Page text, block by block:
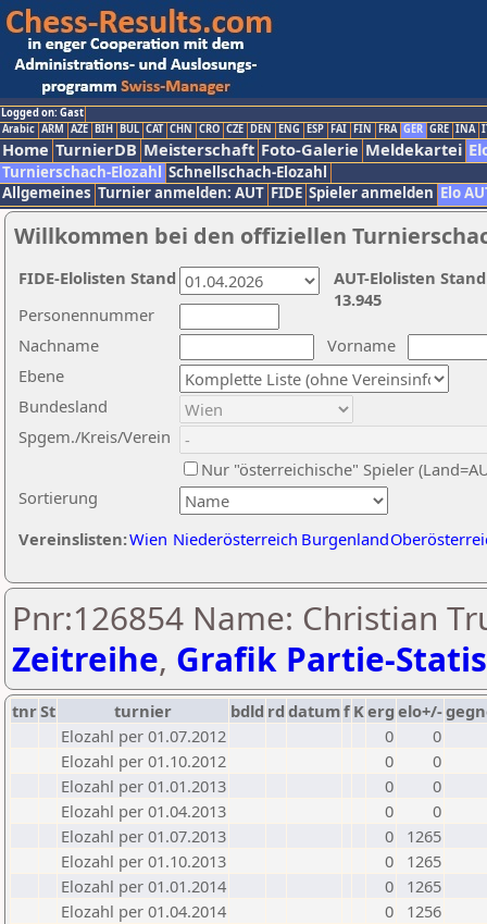
Logged on: Gast
Arabic ARM AZE BIH BUL CAT CHN CRO CZE DEN ENG ESP FAI FIN FRA GER GRE INA
Home TurnierDB Meisterschaft Foto-Galerie Meldekartei
Turnierschach-Elozahl Schnellschach-Elozahl
Allgemeines Turnier anmelden: AUT FIDE Spieler anmelden Elo
Willkommen bei den offiziellen
Nachname
Vorname
Ebene
Sortierung
Personennummer
Bundesland
Spgem./Kreis/Verein
Nur "österreichische" Spieler
Vereinslisten:Wien Niederösterreich Burgenland
AUT-Elolisten
13.945
FIDE-Elolisten Stand
Pnr:126854 Name: Christian
Zeitreihe, Grafik Partie-
tnrSt turnier bdld rd datumf Kerg elo+/-
Elozahl per 01.07.2012
0
0
Elozahl per 01.10.2012
0
0
Elozahl per 01.01.2013
0
0
Elozahl per 01.04.2013
0
0
Elozahl per 01.07.2013
0
1265
Elozahl per 01.10.2013
0
1265
Elozahl per 01.01.2014
0
1265
Elozahl per 01.04.2014
0
1256